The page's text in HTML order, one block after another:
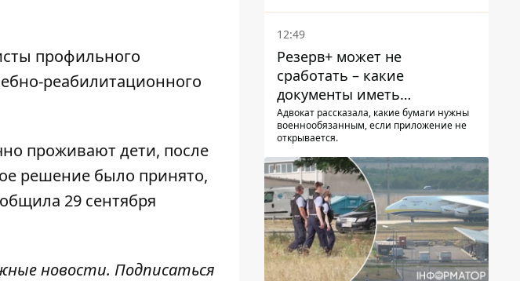
профильного
реабилитационного
проживают дети, после
решение было принято,
29 сентября
новости. Подписаться
12:49
Резерв+ может не
сработать – какие
документы иметь
мужчинам, чтобы не
попасть в ТЦК
Адвокат рассказала, какие бумаги нужны
военнообязанным, если приложение не
открывается.